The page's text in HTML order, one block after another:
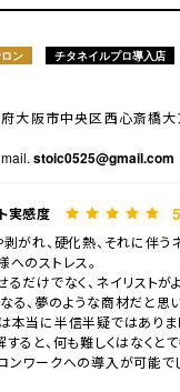
ン チタネイルプロ導入店
阪市中央区西心斎橋大
mail. stoic0525@gmail.com
実感度 5
剥がれ、硬化熱、それに伴う
のストレス。
るだけでなく、ネイリストが
る、夢のような商材だと思い
本当に半信半疑ではあり
すると、何も難しくはなくと
ンワークへの導入が可能で